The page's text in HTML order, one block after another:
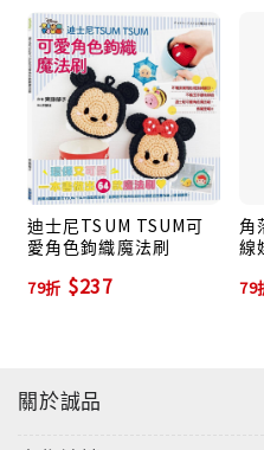
P.4 米奇米妮(平面)
說到迪士尼的角色果然還是
尼夢幻傳說的米老鼠招牌
Tsum也依然健在，甚至更
迪士尼TSUM TSUM可
愛角色鉤織魔法刷
79折 $237
角
線
79
關於誠品